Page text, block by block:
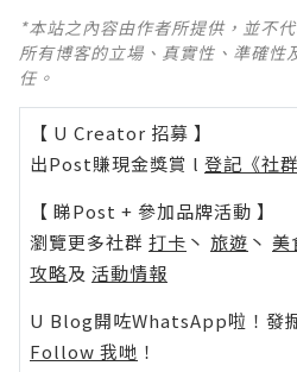
*本站之內容由作者所提供，並不
所有博客的立場、真實性、準確性
任。
【 U Creator 招募 】
出Post賺現金獎賞 l 登記《社
【 睇Post + 參加品牌活動 】
瀏覽更多社群 打卡 丶 旅遊 丶 美
攻略及 活動情報
U Blog開咗WhatsApp啦！發
Follow 我哋 ！